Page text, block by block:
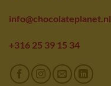
info@chocolateplanet.nl
+316 25 39 15 34